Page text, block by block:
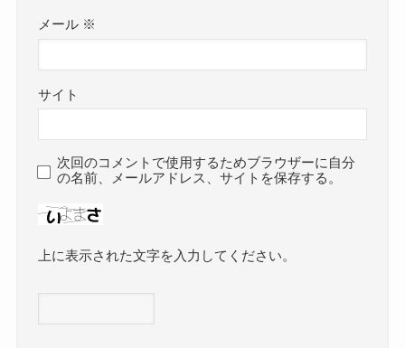
メール ※
サイト
次回のコメントで使用するためブラウザーに自分
の名前、メールアドレス、サイトを保存する。
上に表示された文字を入力してください。